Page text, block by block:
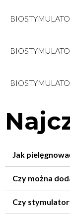
Jak
Czy można
Czy